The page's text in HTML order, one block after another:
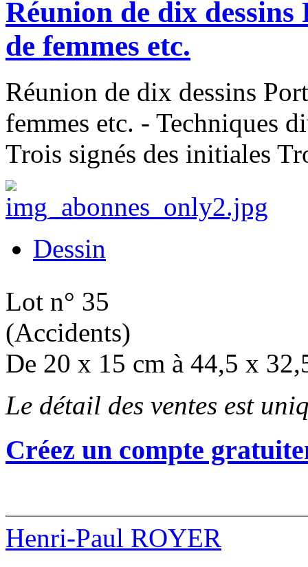
Réunion de dix
de femmes etc.
Réunion de dix dessins
femmes etc. - Techniques
Trois signés des initiales
Dessin
Lot n° 35
(Accidents)
De 20 x 15 cm à 44,5 x
Le détail des ventes est
Créez un compte
Henri-Paul ROYER